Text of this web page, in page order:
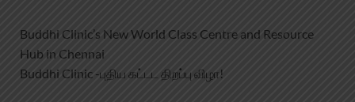
Buddhi Clinic’s New World Class Centre and Resource
Hub in Chennai
Buddhi Clinic -புதிய கட்டட திறப்பு விழா!